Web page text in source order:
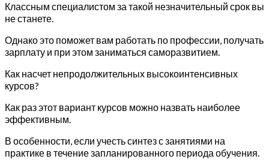
Классным специалистом за такой незначительный срок вы
не станете.
Однако это поможет вам работать по профессии, получать
зарплату и при этом заниматься саморазвитием.
Как насчет непродолжительных высокоинтенсивных
курсов?
Как раз этот вариант курсов можно назвать наиболее
эффективным.
В особенности, если учесть синтез с занятиями на
практике в течение запланированного периода обучения.